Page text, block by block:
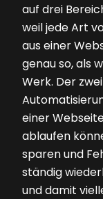
auf drei
weil jede Art
aus einer
genau so, als
Werk. Der
einer
ablaufen
sparen und
ständig
und damit